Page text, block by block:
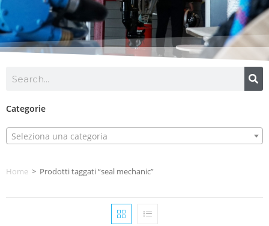
Categorie
Seleziona una categoria
Home > Prodotti taggati “seal mechanic”